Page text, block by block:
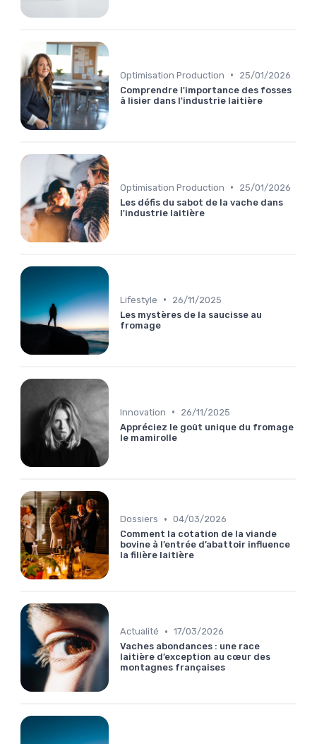
Optimisation Production •
25/01/2026
Comprendre l'importance des fosses
à lisier dans l'industrie laitière
Optimisation Production •
25/01/2026
Les défis du sabot de la vache dans
l'industrie laitière
Lifestyle •
26/11/2025
Les mystères de la saucisse au
fromage
Innovation •
26/11/2025
Appréciez le goût unique du fromage
le mamirolle
Dossiers • 04/03/2026
Comment la cotation de la viande
bovine à l’entrée d’abattoir influence
la filière laitière
Actualité • 17/03/2026
Vaches abondances : une race
laitière d’exception au cœur des
montagnes françaises